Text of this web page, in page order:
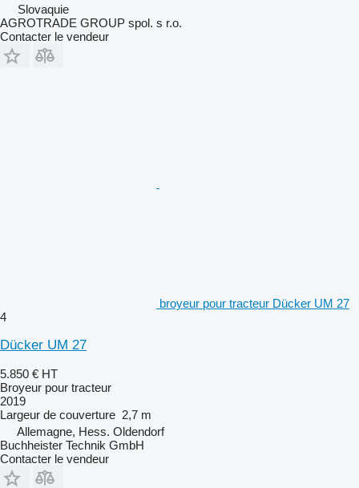
Slovaquie
AGROTRADE GROUP spol. s r.o.
Contacter le vendeur
broyeur pour tracteur Dücker UM 27
4
Dücker UM 27
5.850 € HT
Broyeur pour tracteur
2019
Largeur de couverture 2,7 m
Allemagne, Hess. Oldendorf
Buchheister Technik GmbH
Contacter le vendeur